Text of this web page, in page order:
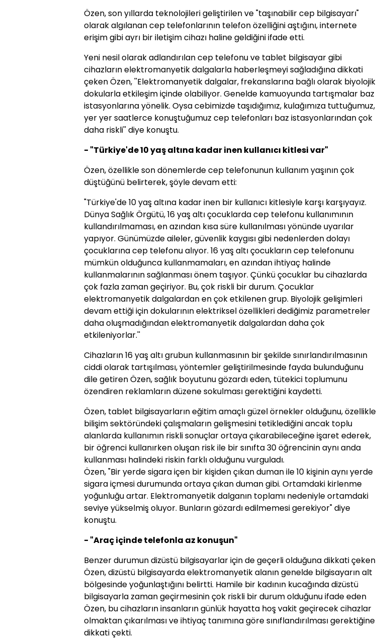
Özen, son yıllarda teknolojileri geliştirilen ve "taşınabilir cep bilgisayarı"
olarak algılanan cep telefonlarının telefon özelliğini aştığını, internete
erişim gibi ayrı bir iletişim cihazı haline geldiğini ifade etti.
Yeni nesil olarak adlandırılan cep telefonu ve tablet bilgisayar gibi
cihazların elektromanyetik dalgalarla haberleşmeyi sağladığına dikkati
çeken Özen, ''Elektromanyetik dalgalar, frekanslarına bağlı olarak biyolojik
dokularla etkileşim içinde olabiliyor. Genelde kamuoyunda tartışmalar baz
istasyonlarına yönelik. Oysa cebimizde taşıdığımız, kulağımıza tuttuğumuz,
yer yer saatlerce konuştuğumuz cep telefonları baz istasyonlarından çok
daha riskli'' diye konuştu.
- "Türkiye'de 10 yaş altına kadar inen kullanıcı kitlesi var"
Özen, özellikle son dönemlerde cep telefonunun kullanım yaşının çok
düştüğünü belirterek, şöyle devam etti:
"Türkiye'de 10 yaş altına kadar inen bir kullanıcı kitlesiyle karşı karşıyayız.
Dünya Sağlık Örgütü, 16 yaş altı çocuklarda cep telefonu kullanımının
kullandırılmaması, en azından kısa süre kullanılması yönünde uyarılar
yapıyor. Günümüzde aileler, güvenlik kaygısı gibi nedenlerden dolayı
çocuklarına cep telefonu alıyor. 16 yaş altı çocukların cep telefonunu
mümkün olduğunca kullanmamaları, en azından ihtiyaç halinde
kullanmalarının sağlanması önem taşıyor. Çünkü çocuklar bu cihazlarda
çok fazla zaman geçiriyor. Bu, çok riskli bir durum. Çocuklar
elektromanyetik dalgalardan en çok etkilenen grup. Biyolojik gelişimleri
devam ettiği için dokularının elektriksel özellikleri dediğimiz parametreler
daha oluşmadığından elektromanyetik dalgalardan daha çok
etkileniyorlar.''
Cihazların 16 yaş altı grubun kullanmasının bir şekilde sınırlandırılmasının
ciddi olarak tartışılması, yöntemler geliştirilmesinde fayda bulunduğunu
dile getiren Özen, sağlık boyutunu gözardı eden, tütekici toplumunu
özendiren reklamların düzene sokulması gerektiğini kaydetti.
Özen, tablet bilgisayarların eğitim amaçlı güzel örnekler olduğunu, özellikle
bilişim sektöründeki çalışmaların gelişmesini tetiklediğini ancak toplu
alanlarda kullanımın riskli sonuçlar ortaya çıkarabileceğine işaret ederek,
bir öğrenci kullanırken oluşan risk ile bir sınıfta 30 öğrencinin aynı anda
kullanması halindeki riskin farklı olduğunu vurguladı.
Özen, "Bir yerde sigara içen bir kişiden çıkan duman ile 10 kişinin aynı yerde
sigara içmesi durumunda ortaya çıkan duman gibi. Ortamdaki kirlenme
yoğunluğu artar. Elektromanyetik dalganın toplamı nedeniyle ortamdaki
seviye yükselmiş oluyor. Bunların gözardı edilmemesi gerekiyor" diye
konuştu.
- "Araç içinde telefonla az konuşun"
Benzer durumun dizüstü bilgisayarlar için de geçerli olduğuna dikkati çeken
Özen, dizüstü bilgisayarda elektromanyetik alanın genelde bilgisayarın alt
bölgesinde yoğunlaştığını belirtti. Hamile bir kadının kucağında dizüstü
bilgisayarla zaman geçirmesinin çok riskli bir durum olduğunu ifade eden
Özen, bu cihazların insanların günlük hayatta hoş vakit geçirecek cihazlar
olmaktan çıkarılması ve ihtiyaç tanımına göre sınıflandırılması gerektiğine
dikkati çekti.